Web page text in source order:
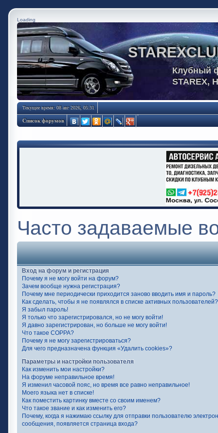
Loading
Клубный
STAREX,
Текущее время: 08 авг 2026, 05:31
Список форумов
Часто задаваемые
Вход на форум и регистрация
Почему я не могу войти на форум?
Зачем вообще нужна регистрация?
Почему мне периодически приходится заново вводить имя и пароль?
Как сделать, чтобы я не появлялся в списке активных пользователей?
Я забыл пароль!
Я только что зарегистрировался, но не могу войти!
Я давно зарегистрирован, но больше не могу войти!
Что такое COPPA?
Почему я не могу зарегистрироваться?
Для чего предназначена функция «Удалить cookies»?
Параметры и настройки пользователя
Как изменить мои настройки?
На форуме неправильное время!
Я изменил часовой пояс, но время все равно неправильное!
Моего языка нет в списке!
Как поместить картинку вместе со своим именем?
Что такое звание и как изменить его?
Почему, когда я нажимаю ссылку для отправки пользователю
сообщения, появляется страница входа?